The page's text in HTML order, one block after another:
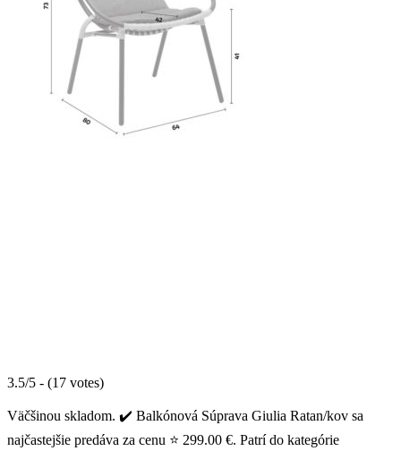
3.5/5 - (17 votes)
Väčšinou skladom. ✔️ Balkónová Súprava Giulia Ratan/kov sa
najčastejšie predáva za cenu ⭐ 299.00 €. Patrí do kategórie